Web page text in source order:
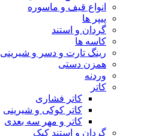
انواع قیف و ماسوره
پیپر ها
گردان و استند
کاسه ها
رینگ تارت و دسر و شیرینی
همزن دستی
وردنه
کاتر
کاتر فشاری
کاتر کوکی و شیرینی
کاتر و مهر سه بعدی
گردان و استند کیک